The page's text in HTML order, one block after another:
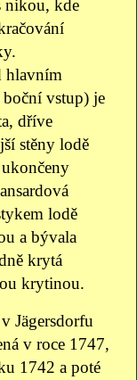
nikou, kde
hlavním
vstup) je
dříve
stěny lodě
lodě
a bývala
krytá
krytinou.
Jägersdorfu
v roce 1747,
1742 a poté